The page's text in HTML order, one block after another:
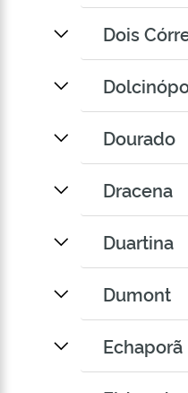
Dois
Dourado
Dracena
Duartina
Dumont
Echaporã